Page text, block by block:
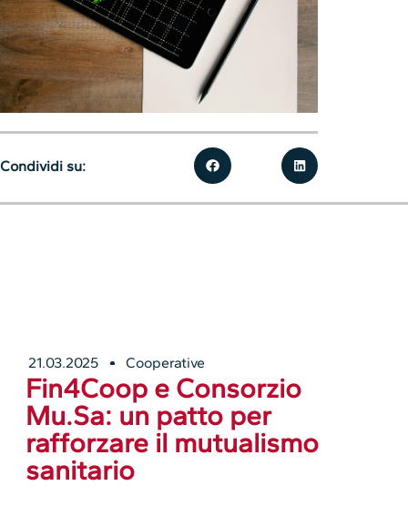
21.03.2025 Cooperative
Fin4Coop e Consorzio
Mu.Sa: un patto per
rafforzare il mutualismo
sanitario
Condividi su: